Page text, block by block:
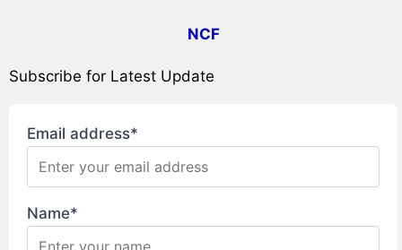
NCF
Subscribe for Latest Update
Email address*
Name*